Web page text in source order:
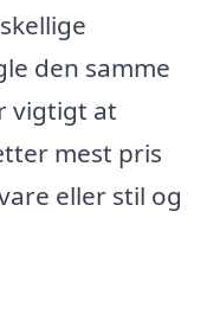
den samme
vigtigt at
mest pris
eller stil og